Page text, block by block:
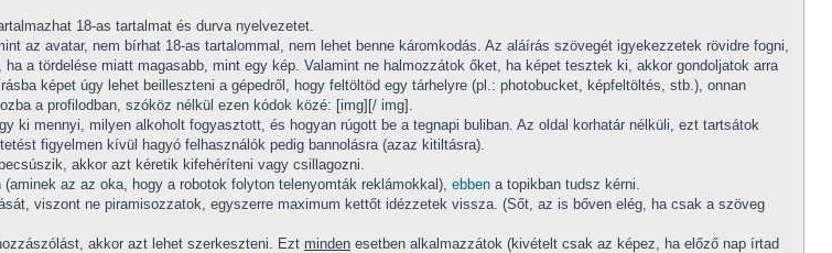
18-as tartalmat és durva nyelvezetet.
az avatar, nem bírhat 18-as tartalommal, nem lehet benne káromkodás. Az aláírás szövegét igyekezzetek rövidre fogni,
a tördelése miatt magasabb, mint egy kép. Valamint ne halmozzátok őket, ha képet tesztek ki, akkor gondoljatok arra
képet úgy lehet beilleszteni a gépedről, hogy feltöltöd egy tárhelyre (pl.: photobucket, képfeltöltés, stb.), onnan
a profilodban, szóköz nélkül ezen kódok közé: [img][/ img].
ki mennyi, milyen alkoholt fogyasztott, és hogyan rúgott be a tegnapi buliban. Az oldal korhatár nélküli, ezt tartsátok
figyelmen kívül hagyó felhasználók pedig bannolásra (azaz kitiltásra).
akkor azt kéretik kifehéríteni vagy csillagozni.
az az oka, hogy a robotok folyton telenyomták reklámokkal), ebben a topikban tudsz kérni.
viszont ne piramisozzatok, egyszerre maximum kettőt idézzetek vissza. (Sőt, az is bőven elég, ha csak a szöveg
akkor azt lehet szerkeszteni. Ezt minden esetben alkalmazzátok (kivételt csak az képez, ha előző nap írtad